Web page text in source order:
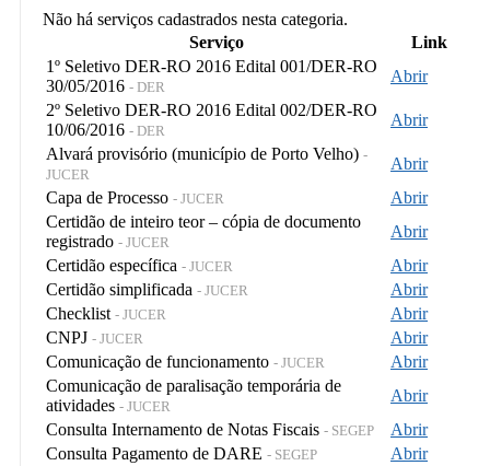
Não há serviços cadastrados nesta categoria.
Serviço
Link
1º Seletivo DER-RO 2016 Edital 001/DER-RO
30/05/2016 - DER
Abrir
2º Seletivo DER-RO 2016 Edital 002/DER-RO
10/06/2016 - DER
Abrir
Alvará provisório (município de Porto Velho) -
JUCER
Abrir
Capa de Processo - JUCER
Abrir
Certidão de inteiro teor – cópia de documento
registrado - JUCER
Abrir
Certidão específica - JUCER
Abrir
Certidão simplificada - JUCER
Abrir
Checklist - JUCER
Abrir
CNPJ - JUCER
Abrir
Comunicação de funcionamento - JUCER
Abrir
Comunicação de paralisação temporária de
atividades - JUCER
Abrir
Consulta Internamento de Notas Fiscais - SEGEP
Abrir
Consulta Pagamento de DARE - SEGEP
Abrir